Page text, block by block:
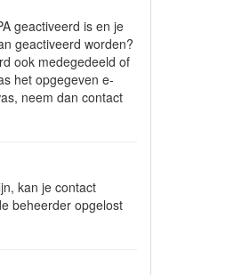
geactiveerd is en je
geactiveerd worden?
ook medegedeeld of
het opgegeven e-
neem dan contact
kan je contact
beheerder opgelost